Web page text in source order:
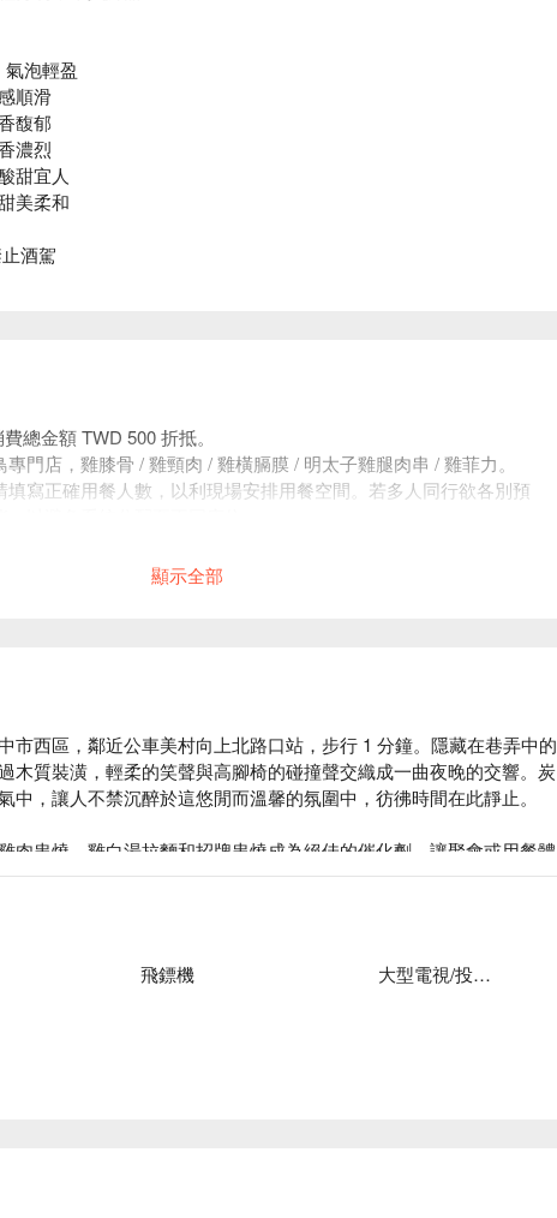
氣泡輕盈
順滑
馥郁
濃烈
甜宜人
美柔和
酒駕
總金額 TWD 500 折抵。
門店，雞膝骨 / 雞頸肉 / 雞橫膈膜 / 明太子雞腿肉串 / 雞菲力。
填寫正確用餐人數，以利現場安排用餐空間。若多人同行欲各別預
顯示全部
市西區，鄰近公車美村向上北路口站，步行 1 分鐘。隱藏在巷弄中的
木質裝潢，輕柔的笑聲與高腳椅的碰撞聲交織成一曲夜晚的交響。炭
中，讓人不禁沉醉於這悠閒而溫馨的氛圍中，彷彿時間在此靜止。
肉串燒、雞白湯拉麵和招牌串燒成為絕佳的催化劑，讓聚會或用餐體
餚為這個獨特的夜晚增添了難以忘懷的色彩。
人聚餐、日常餐廳、酒吧、家庭聚餐、朋友聚餐、商業晚餐、公司聚
小時營業、有停車位、有無線網路
口即化
飛鏢機 大型電視/投影布幕